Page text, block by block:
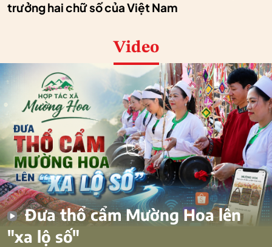
trưởng hai chữ số của Việt Nam
Video
Đưa thổ cẩm Mường Hoa lên
"xa lộ số"